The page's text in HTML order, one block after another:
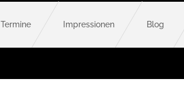
Termine Impressionen Blog